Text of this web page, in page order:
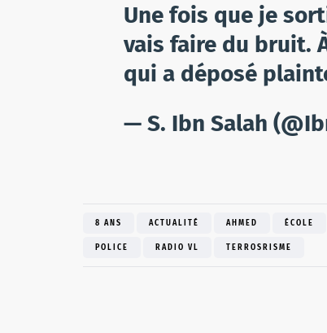
Une fois que je
vais faire du bruit.
qui a déposé
— S. Ibn Salah
8 ANS ACTUALITÉ AHMED ÉCOLE
POLICE RADIO VL TERROSRISME